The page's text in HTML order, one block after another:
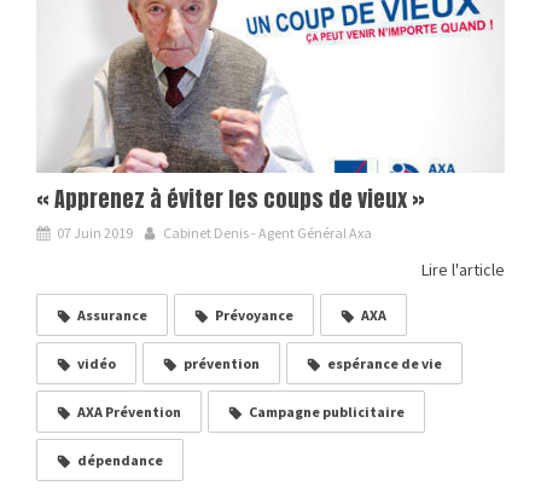
« Apprenez à éviter les coups de vieux »
07 Juin 2019 Cabinet Denis - Agent Général Axa
Lire l'article
Assurance Prévoyance AXA
vidéo prévention espérance de vie
AXA Prévention Campagne publicitaire
dépendance